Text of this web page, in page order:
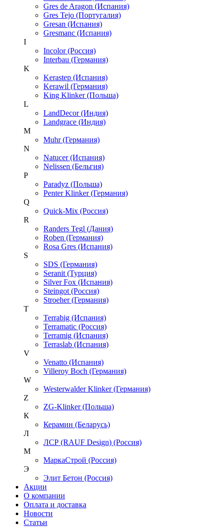
Gres de Aragon (Испания)
Gres Tejo (Португалия)
Gresan (Испания)
Gresmanc (Испания)
I
Incolor (Россия)
Interbau (Германия)
K
Kerastep (Испания)
Kerawil (Германия)
King Klinker (Польша)
L
LandDecor (Индия)
Landgrace (Индия)
M
Muhr (Германия)
N
Natucer (Испания)
Nelissen (Бельгия)
P
Paradyz (Польша)
Penter Klinker (Германия)
Q
Quick-Mix (Россия)
R
Randers Tegl (Дания)
Roben (Германия)
Rosa Gres (Испания)
S
SDS (Германия)
Seranit (Турция)
Silver Fox (Испания)
Steingot (Россия)
Stroeher (Германия)
T
Terrabig (Испания)
Terramatic (Россия)
Terramig (Испания)
Terraslab (Испания)
V
Venatto (Испания)
Villeroy Boch (Германия)
W
Westerwalder Klinker (Германия)
Z
ZG-Klinker (Польша)
К
Керамин (Беларусь)
Л
ЛСР (RAUF Design) (Россия)
М
МаркаСтрой (Россия)
Э
Элит Бетон (Россия)
Акции
О компании
Оплата и доставка
Новости
Статьи